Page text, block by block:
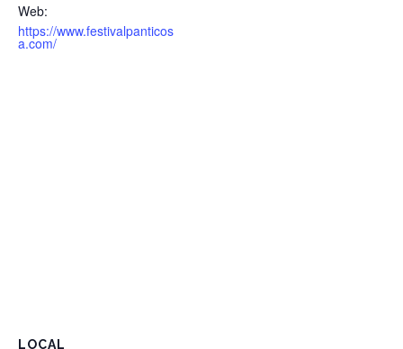
Web:
https://www.festivalpanticos
a.com/
LOCAL